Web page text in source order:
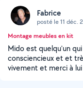
Fabrice
posté le 11 déc.
Montage meubles en kit
Mido est quelqu'un
consciencieux et et
vivement et merci à